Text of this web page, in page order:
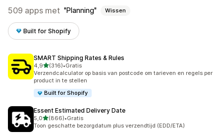
509 apps met Planning Wissen
Built for Shopify
SMART Shipping Rates & Rules
4,9van 5 sterren
(316)
316 recensies in totaal
•Gratis
Verzendcalculator op basis van postcode om tarieven en regels per
product in te stellen
Built for Shopify
Essent Estimated Delivery Date
5,0van 5 sterren
(866)
866 recensies in totaal
•Gratis
Toon geschatte bezorgdatum plus verzendtijd (EDD/ETA)